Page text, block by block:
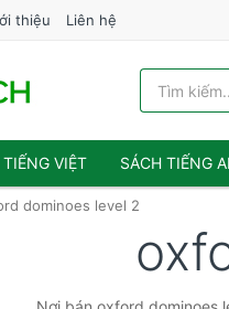
thiệu Liên hệ
TIẾNG VIỆT SÁCH TIẾNG
dominoes level 2